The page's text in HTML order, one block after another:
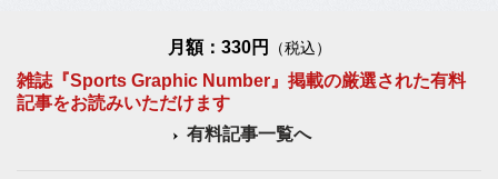
月額：330円 （税込）
雑誌『Sports Graphic Number』掲載の厳選された有料
記事をお読みいただけます
有料記事一覧へ